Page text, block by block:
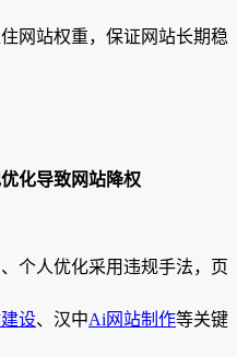
网站权重，保证网站长期稳
化导致网站降权
个人优化采用违规手法，页
设、汉中Ai网站制作等关键